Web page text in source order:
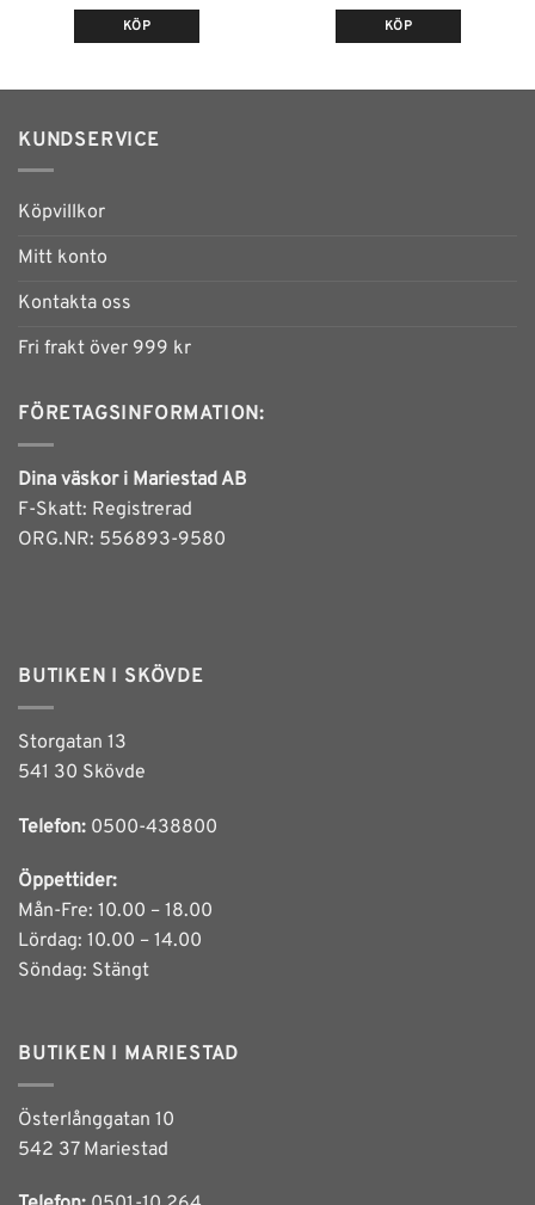
KÖP
har
produktsidan
KÖP
KUNDSERVICE
Köpvillkor
Mitt konto
Kontakta oss
Fri frakt över 999 kr
FÖRETAGSINFORMATION:
Dina väskor i Mariestad AB
F-Skatt: Registrerad
ORG.NR: 556893-9580
BUTIKEN I SKÖVDE
Storgatan 13
541 30 Skövde
Telefon: 0500-438800
Öppettider:
Mån-Fre: 10.00 – 18.00
Lördag: 10.00 – 14.00
Söndag: Stängt
BUTIKEN I MARIESTAD
Österlånggatan 10
542 37 Mariestad